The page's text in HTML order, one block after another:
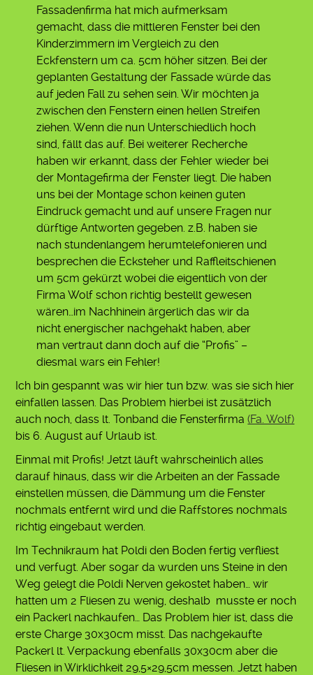
Fassadenfirma hat mich aufmerksam
gemacht, dass die mittleren Fenster bei den
Kinderzimmern im Vergleich zu den
Eckfenstern um ca. 5cm höher sitzen. Bei der
geplanten Gestaltung der Fassade würde das
auf jeden Fall zu sehen sein. Wir möchten ja
zwischen den Fenstern einen hellen Streifen
ziehen. Wenn die nun Unterschiedlich hoch
sind, fällt das auf. Bei weiterer Recherche
haben wir erkannt, dass der Fehler wieder bei
der Montagefirma der Fenster liegt. Die haben
uns bei der Montage schon keinen guten
Eindruck gemacht und auf unsere Fragen nur
dürftige Antworten gegeben. z.B. haben sie
nach stundenlangem herumtelefonieren und
besprechen die Ecksteher und Raffleitschienen
um 5cm gekürzt wobei die eigentlich von der
Firma Wolf schon richtig bestellt gewesen
wären…im Nachhinein ärgerlich das wir da
nicht energischer nachgehakt haben, aber
man vertraut dann doch auf die “Profis” –
diesmal wars ein Fehler!
Ich bin gespannt was wir hier tun bzw. was sie sich hier
einfallen lassen. Das Problem hierbei ist zusätzlich
auch noch, dass lt. Tonband die Fensterfirma(Fa. Wolf)
bis 6. August auf Urlaub ist.
Einmal mit Profis! Jetzt läuft wahrscheinlich alles
darauf hinaus, dass wir die Arbeiten an der Fassade
einstellen müssen, die Dämmung um die Fenster
nochmals entfernt wird und die Raffstores nochmals
richtig eingebaut werden.
Im Technikraum hat Poldi den Boden fertig verfliest
und verfugt. Aber sogar da wurden uns Steine in den
Weg gelegt die Poldi Nerven gekostet haben… wir
hatten um 2 Fliesen zu wenig, deshalb musste er noch
ein Packerl nachkaufen… Das Problem hier ist, dass die
erste Charge 30x30cm misst. Das nachgekaufte
Packerl lt. Verpackung ebenfalls 30x30cm aber die
Fliesen in Wirklichkeit 29,5×29,5cm messen. Jetzt haben